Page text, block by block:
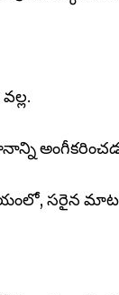
సరైన